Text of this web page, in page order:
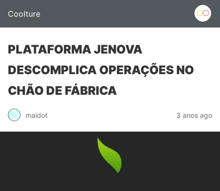
Coolture
PLATAFORMA JENOVA
DESCOMPLICA OPERAÇÕES NO
CHÃO DE FÁBRICA
maidot 3 anos ago